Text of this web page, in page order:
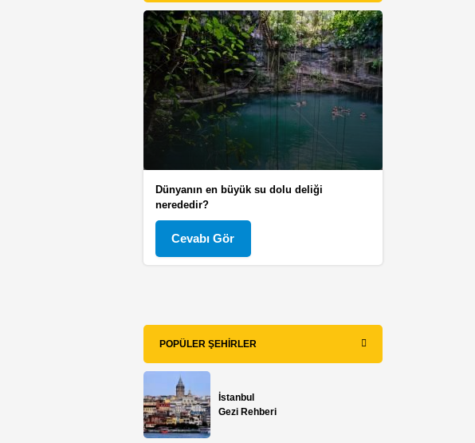
Dünyanın en büyük su dolu deliği
nerededir?
Cevabı Gör
POPÜLER ŞEHIRLER
İstanbul
Gezi Rehberi